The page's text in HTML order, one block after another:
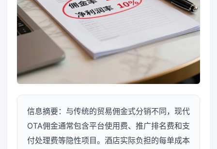
信息摘要：与传统的贸易佣金式分销不同，现代
OTA佣金通常包含平台使用费、推广排名费和支
付处理费等隐性项目。酒店实际负担的每单成本